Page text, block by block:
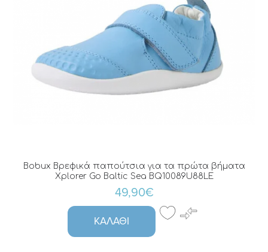
Bobux Βρεφικά παπούτσια για τα πρώτα βήματα
Xplorer Go Baltic Sea BQ10089U88LE
49,90€
ΚΑΛΆΘΙ